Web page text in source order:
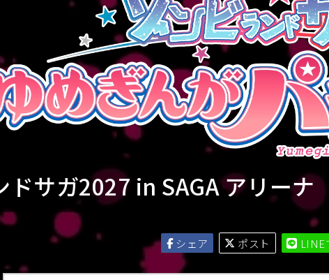
ドサガ2027 in SAGA アリーナ
シェア ポスト LINE